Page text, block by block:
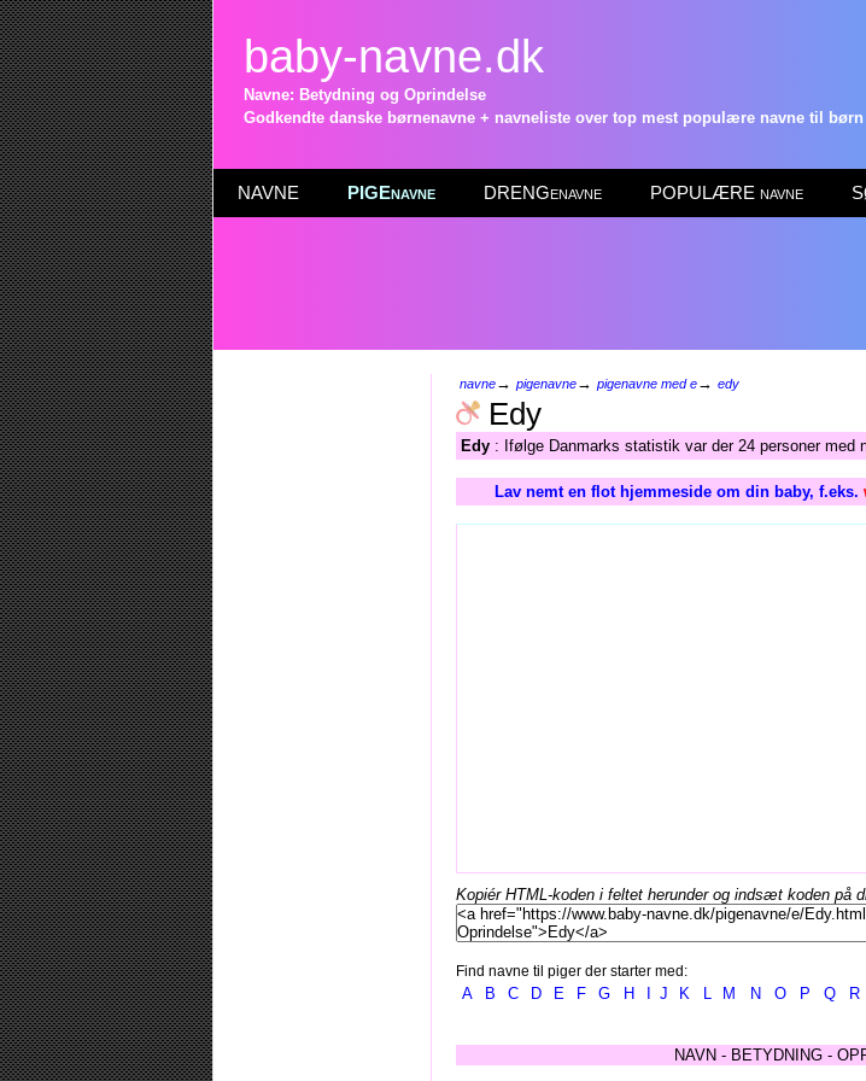
baby-navne.dk
Navne: Betydning og Oprindelse
Godkendte danske børnenavne + navneliste over top mest populære navne til børn
NAVNE PIGEnavne DRENGenavne POPULÆRE navne
navne→ pigenavne→ pigenavne med e→ edy
Edy
Edy : Ifølge Danmarks statistik var der 24 personer med
Lav nemt en flot hjemmeside om din baby, f.eks.
Kopiér HTML-koden i feltet herunder og indsæt koden på
Find navne til piger der starter med:
A B C D E F G H J K L M N O P Q R
NAVN - BETYDNING -